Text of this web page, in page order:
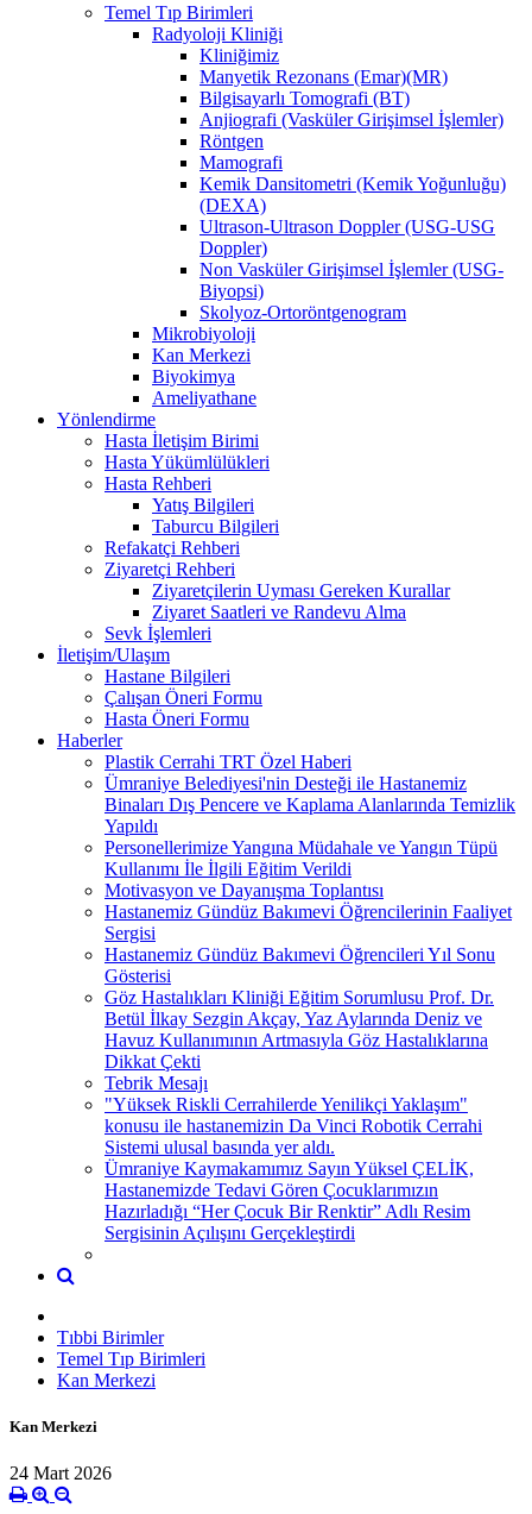
Temel Tıp Birimleri
Radyoloji Kliniği
Kliniğimiz
Manyetik Rezonans (Emar)(MR)
Bilgisayarlı Tomografi (BT)
Anjiografi (Vasküler Girişimsel İşlemler)
Röntgen
Mamografi
Kemik Dansitometri (Kemik Yoğunluğu)
(DEXA)
Ultrason-Ultrason Doppler (USG-USG
Doppler)
Non Vasküler Girişimsel İşlemler (USG-
Biyopsi)
Skolyoz-Ortoröntgenogram
Mikrobiyoloji
Kan Merkezi
Biyokimya
Ameliyathane
Yönlendirme
Hasta İletişim Birimi
Hasta Yükümlülükleri
Hasta Rehberi
Yatış Bilgileri
Taburcu Bilgileri
Refakatçi Rehberi
Ziyaretçi Rehberi
Ziyaretçilerin Uyması Gereken Kurallar
Ziyaret Saatleri ve Randevu Alma
Sevk İşlemleri
İletişim/Ulaşım
Hastane Bilgileri
Çalışan Öneri Formu
Hasta Öneri Formu
Haberler
Plastik Cerrahi TRT Özel Haberi
Ümraniye Belediyesi'nin Desteği ile Hastanemiz
Binaları Dış Pencere ve Kaplama Alanlarında Temizlik
Yapıldı
Personellerimize Yangına Müdahale ve Yangın Tüpü
Kullanımı İle İlgili Eğitim Verildi
Motivasyon ve Dayanışma Toplantısı
Hastanemiz Gündüz Bakımevi Öğrencilerinin Faaliyet
Sergisi
Hastanemiz Gündüz Bakımevi Öğrencileri Yıl Sonu
Gösterisi
Göz Hastalıkları Kliniği Eğitim Sorumlusu Prof. Dr.
Betül İlkay Sezgin Akçay, Yaz Aylarında Deniz ve
Havuz Kullanımının Artmasıyla Göz Hastalıklarına
Dikkat Çekti
Tebrik Mesajı
"Yüksek Riskli Cerrahilerde Yenilikçi Yaklaşım"
konusu ile hastanemizin Da Vinci Robotik Cerrahi
Sistemi ulusal basında yer aldı.
Ümraniye Kaymakamımız Sayın Yüksel ÇELİK,
Hastanemizde Tedavi Gören Çocuklarımızın
Hazırladığı “Her Çocuk Bir Renktir” Adlı Resim
Sergisinin Açılışını Gerçekleştirdi
Tıbbi Birimler
Temel Tıp Birimleri
Kan Merkezi
Kan Merkezi
24 Mart 2026